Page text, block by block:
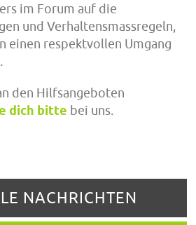
im Forum auf die
und Verhaltensmassregeln,
einen respektvollen Umgang
den Hilfsangeboten
dich bitte bei uns.
NACHRICHTEN